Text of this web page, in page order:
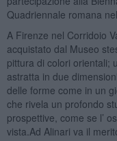
Quadriennale romana
A Firenze nel Corridoio
acquistato dal Museo
pittura di colori orientali;
astratta in due
delle forme come in un
che rivela un profondo
prospettive, come se l’
vista.Ad Alinari va il